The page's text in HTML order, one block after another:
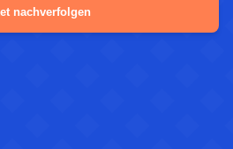
nachverfolgen